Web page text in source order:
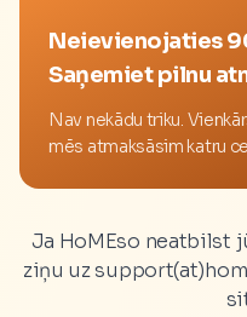
Neievienojaties
Saņemiet pilnu
Nav nekādu triku.
mēs atmaksāsim katru
Ja HoMEso neatbilst
ziņu uz